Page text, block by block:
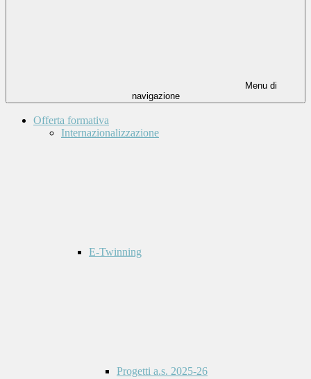
Menu di
navigazione
Offerta formativa
Internazionalizzazione
E-Twinning
Progetti a.s. 2025-26